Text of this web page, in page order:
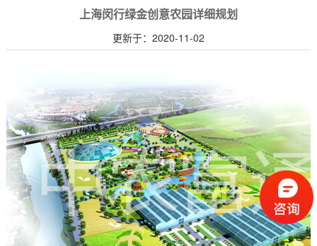
上海闵行绿金创意农园详细规划
更新于：2020-11-02